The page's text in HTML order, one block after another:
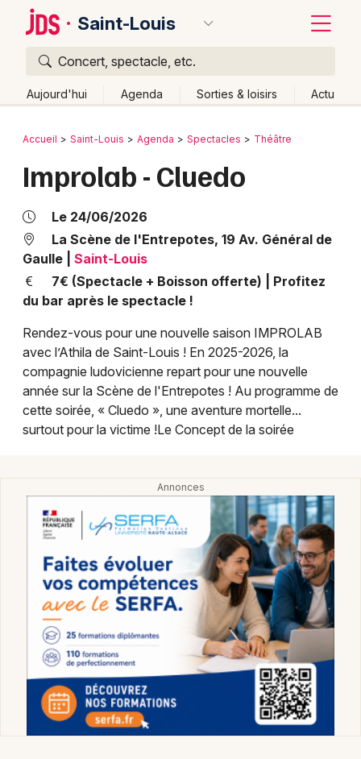
Saint-Louis
Concert, spectacle, etc.
Aujourd'hui Agenda Sorties & loisirs Actu
Publier un événement
Grands événements
Activité & Expérience
Foires & salons
Spectacles
Concerts
Soirées
Expos
Sorties & loisirs
Théâtre dans le Haut-Rhin
Théâtre en Alsace
Bordeaux
Lille
Lyon
Marseille
Mulhouse
Montpellier
Nantes
Nice
Strasbourg
Toulouse
Toutes les villes
Retour
Accueil Saint-Louis Agenda Spectacles Théâtre
Improlab - Cluedo
Le 24/06/2026
La Scène de l'Entrepotes, 19 Av. Général de
Gaulle
Saint-Louis
7€ (Spectacle + Boisson offerte) | Profitez
du bar après le spectacle !
Rendez-vous pour une nouvelle saison IMPROLAB
avec l’Athila de Saint-Louis ! En 2025-2026, la
compagnie ludovicienne repart pour une nouvelle
année sur la Scène de l'Entrepotes ! Au programme de
cette soirée, « Cluedo », une aventure mortelle...
surtout pour la victime !Le Concept de la soirée
Quoi ?
Où ?
Partout
Près de moi Changer de lieu
Quand ?
Aujourd'hui
Demain Ce week-end Autre